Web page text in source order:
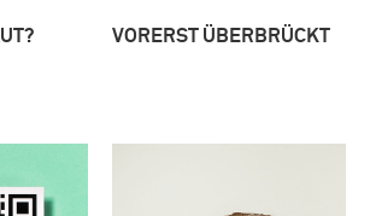
VORERST ÜBERBRÜCKT